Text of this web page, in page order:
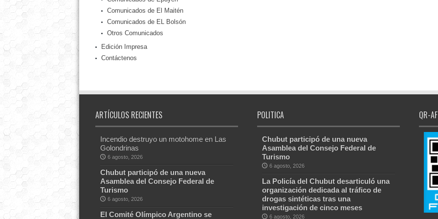
Comunicados de El Maitén
Comunicados de EL Bolsón
Otros Comunicados
Edición Impresa
Contáctenos
ARTÍCULOS RECIENTES
Incendio destruyo un motohome en Las
Golondrinas
6 agosto, 2026
Chubut participó de una nueva
Asamblea del Consejo Federal de
Turismo
6 agosto, 2026
El Comité Olímpico Argentino se
POLITICA
Chubut participó de una nueva
Asamblea del Consejo Federal de
Turismo
6 agosto, 2026
La Policía del Chubut desarticuló una
organización dedicada al tráfico de
drogas sintéticas tras una
investigación de cinco meses
6 agosto, 2026
QR-